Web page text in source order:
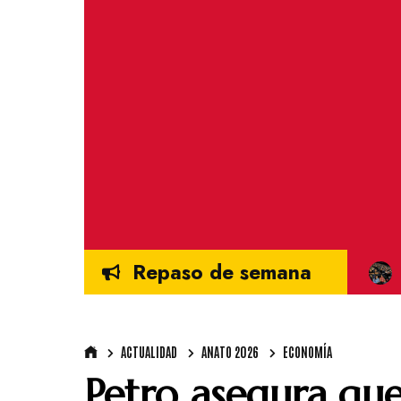
Repaso de semana
ACTUALIDAD ANATO 2026 ECONOMÍA